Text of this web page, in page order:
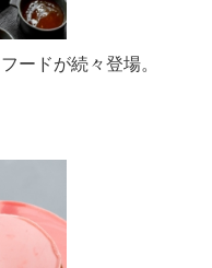
ードが続々登場。